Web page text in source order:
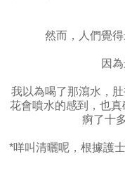
然而，人們覺
因
我以為喝了那瀉水，
花會噴水的感到，也
痾了十
*咩叫清曬呢，根據護